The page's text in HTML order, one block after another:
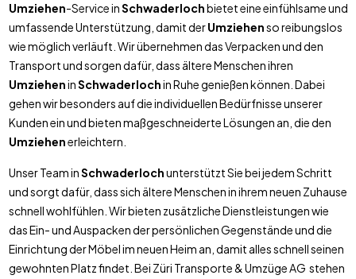
Umziehen-Service inSchwaderlochbietet eine einfühlsame und
umfassende Unterstützung, damit derUmziehenso reibungslos
wie möglich verläuft. Wir übernehmen das Verpacken und den
Transport und sorgen dafür, dass ältere Menschen ihren
UmzieheninSchwaderlochin Ruhe genießen können. Dabei
gehen wir besonders auf die individuellen Bedürfnisse unserer
Kunden ein und bieten maßgeschneiderte Lösungen an, die den
Umziehenerleichtern.
Unser Team inSchwaderlochunterstützt Sie bei jedem Schritt
und sorgt dafür, dass sich ältere Menschen in ihrem neuen Zuhause
schnell wohlfühlen. Wir bieten zusätzliche Dienstleistungen wie
das Ein- und Auspacken der persönlichen Gegenstände und die
Einrichtung der Möbel im neuen Heim an, damit alles schnell seinen
gewohnten Platz findet. Bei Züri Transporte & Umzüge AG stehen